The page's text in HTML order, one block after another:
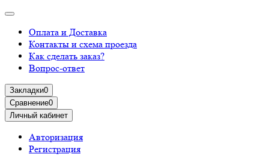
Оплата и Доставка
Контакты и схема проезда
Как сделать заказ?
Вопрос-ответ
Закладки0
Сравнение0
Личный кабинет
Авторизация
Регистрация